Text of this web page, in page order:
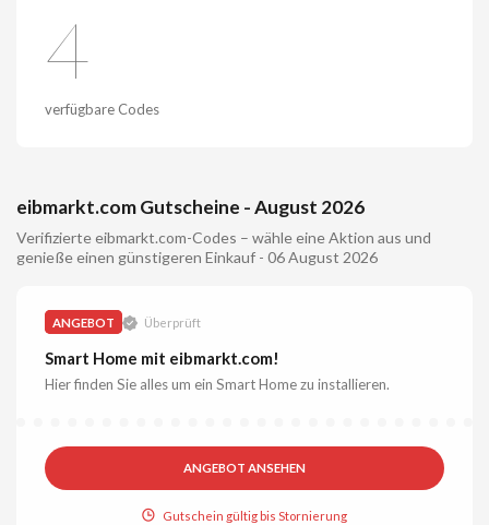
4
verfügbare Codes
eibmarkt.com Gutscheine - August 2026
Verifizierte eibmarkt.com-Codes – wähle eine Aktion aus und
genieße einen günstigeren Einkauf - 06 August 2026
ANGEBOT Überprüft
Smart Home mit eibmarkt.com!
Hier finden Sie alles um ein Smart Home zu installieren.
ANGEBOT ANSEHEN
Gutschein gültig bis Stornierung